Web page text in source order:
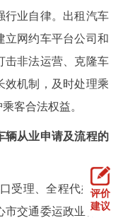
行业自律。出租汽车
立网约车平台公司和
击非法运营、克隆车
效机制，及时处理乘
客合法权益。
从业申请及流程的
受理、全程代办”。
市交通委运政业务窗
评价
建议